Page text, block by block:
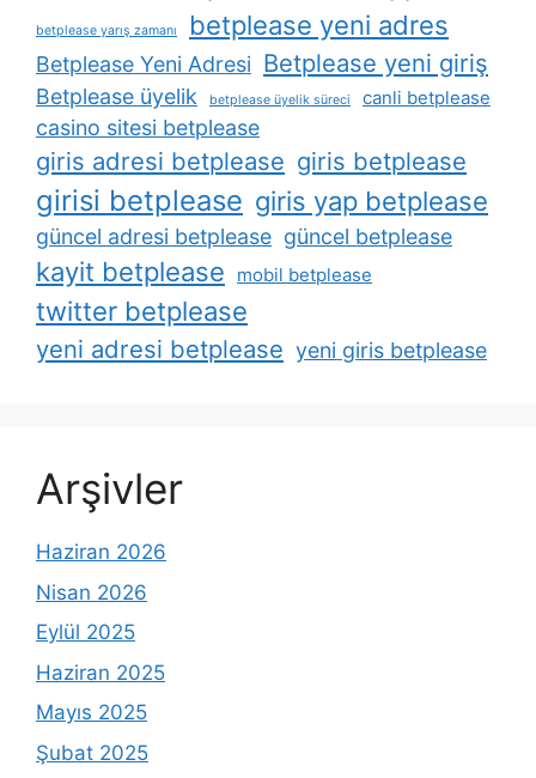
betplease yarış zamanı betplease yeni adres
Betplease Yeni Adresi Betplease yeni giriş
Betplease üyelik betplease üyelik süreci canli betplease
casino sitesi betplease
giris adresi betplease giris betplease
girisi betplease giris yap betplease
güncel adresi betplease güncel betplease
kayit betplease mobil betplease
twitter betplease
yeni adresi betplease yeni giris betplease
Arşivler
Haziran 2026
Nisan 2026
Eylül 2025
Haziran 2025
Mayıs 2025
Şubat 2025